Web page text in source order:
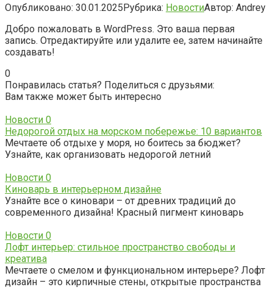
Опубликовано: 30.01.2025Рубрика: НовостиАвтор: Andrey
Добро пожаловать в WordPress. Это ваша первая
запись. Отредактируйте или удалите ее, затем начинайте
создавать!
0
Понравилась статья? Поделиться с друзьями:
Вам также может быть интересно
Новости 0
Недорогой отдых на морском побережье: 10 вариантов
Мечтаете об отдыхе у моря, но боитесь за бюджет?
Узнайте, как организовать недорогой летний
Новости 0
Киноварь в интерьерном дизайне
Узнайте все о киновари – от древних традиций до
современного дизайна! Красный пигмент киноварь
Новости 0
Лофт интерьер: стильное пространство свободы и
креатива
Мечтаете о смелом и функциональном интерьере? Лофт
дизайн – это кирпичные стены, открытые пространства